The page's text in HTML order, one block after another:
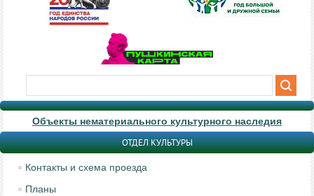
Объекты нематериального культурного наследия
ОТДЕЛ КУЛЬТУРЫ
Контакты и схема проезда
Планы